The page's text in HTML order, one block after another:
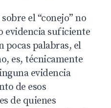
el “conejo” no
evidencia suficiente
pocas palabras, el
es, técnicamente
evidencia
de esos
de quienes